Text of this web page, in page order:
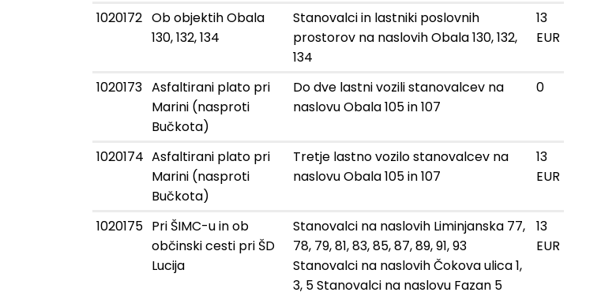
1020172 Ob objektih Obala
130, 132, 134
Stanovalci in lastniki poslovnih
prostorov na naslovih Obala 130, 132,
134
13
EUR
1020173 Asfaltirani plato pri
Marini (nasproti
Bučkota)
Do dve lastni vozili stanovalcev na
naslovu Obala 105 in 107
0
1020174 Asfaltirani plato pri
Marini (nasproti
Bučkota)
Tretje lastno vozilo stanovalcev na
naslovu Obala 105 in 107
13
EUR
1020175 Pri ŠIMC-u in ob
občinski cesti pri ŠD
Lucija
Stanovalci na naslovih Liminjanska 77,
78, 79, 81, 83, 85, 87, 89, 91, 93
Stanovalci na naslovih Čokova ulica 1,
3, 5 Stanovalci na naslovu Fazan 5
13
EUR